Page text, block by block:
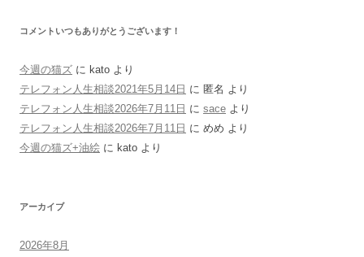
コメントいつもありがとうございます！
今週の猫ズ に kato より
テレフォン人生相談2021年5月14日 に 匿名 より
テレフォン人生相談2026年7月11日 に sace より
テレフォン人生相談2026年7月11日 に めめ より
今週の猫ズ+油絵 に kato より
アーカイブ
2026年8月